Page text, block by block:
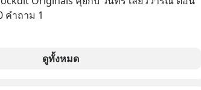
ร้าวในความสัมพันธ์เสียอย่างนั้น โดยรายการ
วัสดิ์ จะพาทุกคนไปสำรวจวิธีสร้างขอบเขตเพื่อ
กษาใจของตัวเองและรักษาความสัมพันธ์ของคน
คำถาม 1
ดูทั้งหมด